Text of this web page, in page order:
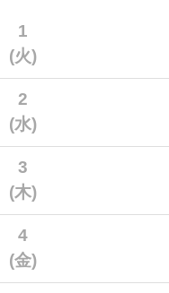
1
(火)
2
(水)
3
(木)
4
(金)